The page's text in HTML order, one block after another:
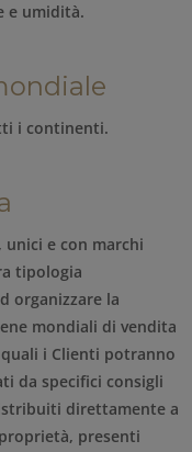
e umidità.
i continenti.
e con marchi
tipologia
organizzare la
mondiali di vendita
i Clienti potranno
da specifici consigli
direttamente a
presenti